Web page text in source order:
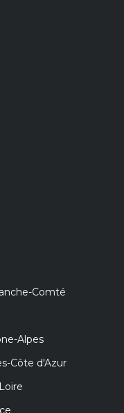
Comté
Alpes
Côte d'Azur